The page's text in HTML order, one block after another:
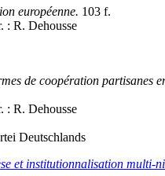
européenne. 103 f.
: R. Dehousse
de coopération partisanes
: R. Dehousse
Deutschlands
et institutionnalisation